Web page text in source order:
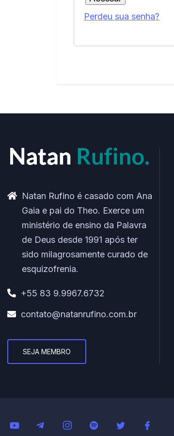
Perdeu sua senha?
Natan Rufino é casado com Ana
Gaia e pai do Theo. Exerce um
ministério de ensino da Palavra
de Deus desde 1991 após ter
sido milagrosamente curado de
esquizofrenia.
+55 83 9.9967.6732
contato@natanrufino.com.br
SEJA MEMBRO